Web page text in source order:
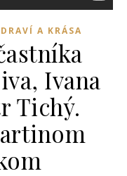
A KRÁSA
Ivana
Tichý.